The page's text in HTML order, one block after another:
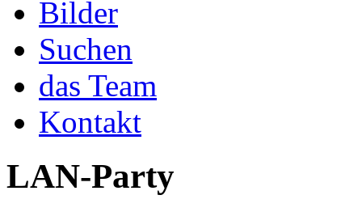
Bilder
Suchen
das Team
Kontakt
LAN-Party